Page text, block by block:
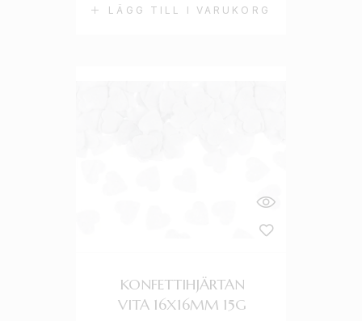
LÄGG TILL I VARUKORG
KONFETTIHJÄRTAN
VITA 16X16MM 15G